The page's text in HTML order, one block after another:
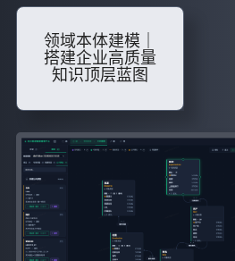
领域本体建模｜
搭建企业高质量
知识顶层蓝图